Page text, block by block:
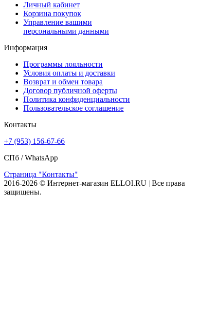
Личный кабинет
Корзина покупок
Управление вашими
персональными данными
Информация
Программы лояльности
Условия оплаты и доставки
Возврат и обмен товара
Договор публичной оферты
Политика конфиденциальности
Пользовательское соглашение
Контакты
+7 (953) 156-67-66
СПб /WhatsApp
Страница "Контакты"
2016-2026 © Интернет-магазин ELLOI.RU | Все права
защищены.